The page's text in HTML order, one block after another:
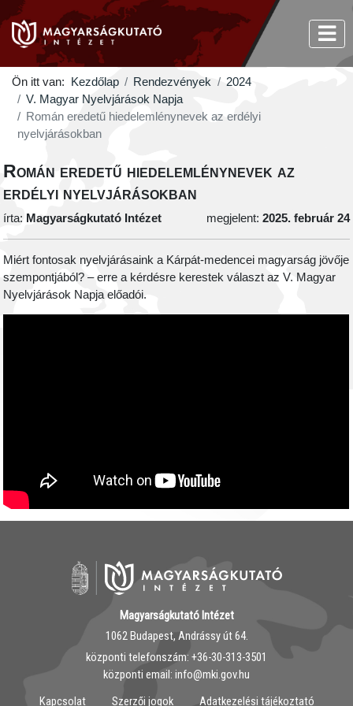
Ön itt van: Kezdőlap Rendezvények
2024
V. Magyar Nyelvjárások Napja
Román eredetű hiedelemlénynevek az erdélyi
nyelvjárásokban
Román eredetű hiedelemlénynevek az
erdélyi nyelvjárásokban
írta: Magyarságkutató Intézet megjelent: 2025. február 24
Miért fontosak nyelvjárásaink a Kárpát-medencei magyarság jövője
szempontjából? – erre a kérdésre kerestek választ az V. Magyar
Nyelvjárások Napja előadói.
Magyarságkutató Intézet
1062 Budapest, Andrássy út 64.
központi telefonszám: ‭+36-30-313-3501
központi email: info@mki.gov.hu
Kapcsolat
Szerzői jogok Adatkezelési tájékoztató